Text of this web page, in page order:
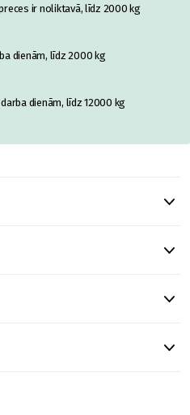
ir noliktavā, līdz 2000 kg
dienām, līdz 2000 kg
dienām, līdz 12000 kg